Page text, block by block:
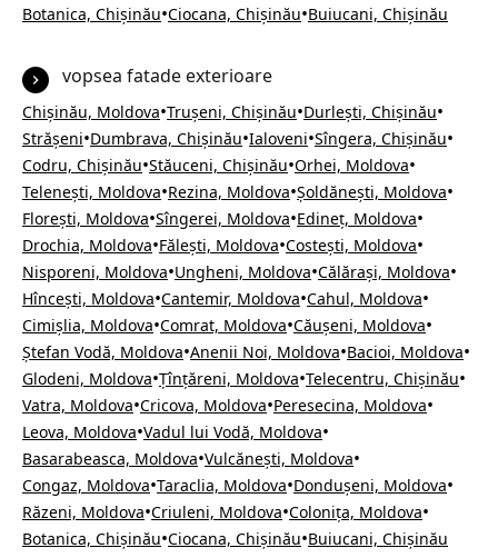
Botanica, Chișinău•Ciocana, Chișinău•Buiucani, Chișinău
vopsea fatade exterioare
Chișinău, Moldova•Trușeni, Chișinău•Durlești, Chișinău•
Strășeni•Dumbrava, Chișinău•Ialoveni•Sîngera, Chișinău•
Codru, Chișinău•Stăuceni, Chișinău•Orhei, Moldova•
Telenești, Moldova•Rezina, Moldova•Șoldănești, Moldova•
Florești, Moldova•Sîngerei, Moldova•Edineț, Moldova•
Drochia, Moldova•Fălești, Moldova•Costești, Moldova•
Nisporeni, Moldova•Ungheni, Moldova•Călărași, Moldova•
Hîncești, Moldova•Cantemir, Moldova•Cahul, Moldova•
Cimișlia, Moldova•Comrat, Moldova•Căușeni, Moldova•
Ștefan Vodă, Moldova•Anenii Noi, Moldova•Bacioi, Moldova•
Glodeni, Moldova•Țînțăreni, Moldova•Telecentru, Chișinău•
Vatra, Moldova•Cricova, Moldova•Peresecina, Moldova•
Leova, Moldova•Vadul lui Vodă, Moldova•
Basarabeasca, Moldova•Vulcănești, Moldova•
Congaz, Moldova•Taraclia, Moldova•Dondușeni, Moldova•
Răzeni, Moldova•Criuleni, Moldova•Colonița, Moldova•
Botanica, Chișinău•Ciocana, Chișinău•Buiucani, Chișinău